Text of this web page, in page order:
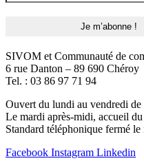
SIVOM et Communauté de
6 rue Danton – 89 690 Chéroy
Tel. : 03 86 97 71 94
Ouvert du lundi au vendredi de
Le mardi après-midi, accueil
Standard téléphonique fermé
Facebook Instagram Linkedin